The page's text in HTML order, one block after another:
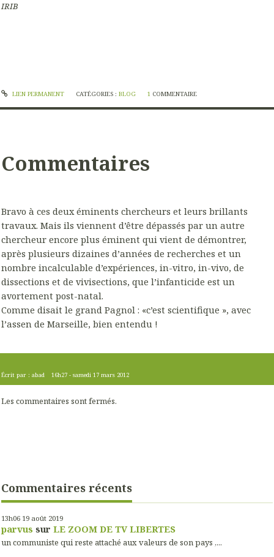
Commentaires récents
13h06 19 août 2019
parvus sur LE ZOOM DE TV LIBERTES
un communiste qui reste attaché aux valeurs de son pays ,...
IRIB
LIEN PERMANENT CATÉGORIES : BLOG 1 COMMENTAIRE
Commentaires
Bravo à ces deux éminents chercheurs et leurs brillants
travaux. Mais ils viennent d’être dépassés par un autre
chercheur encore plus éminent qui vient de démontrer,
après plusieurs dizaines d’années de recherches et un
nombre incalculable d’expériences, in-vitro, in-vivo, de
dissections et de vivisections, que l’infanticide est un
avortement post-natal.
Comme disait le grand Pagnol : «c’est scientifique », avec
l’assen de Marseille, bien entendu !
Écrit par : abad 16h27 -samedi 17 mars 2012
Les commentaires sont fermés.